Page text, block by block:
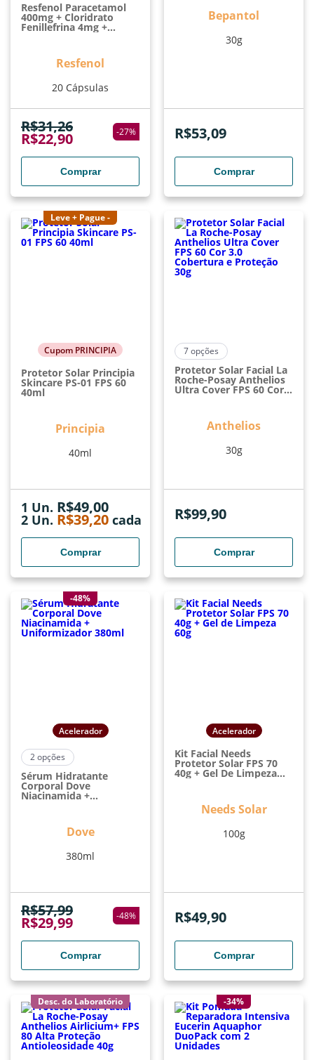
Resfenol Paracetamol
400mg + Cloridrato
Fenillefrina 4mg +
CápsulasResfenol
20 Cápsulas
R$31,26
R$22,90 -27%
Comprar
Bepantol
30g
R$53,09
Comprar
Leve + Pague -
Cupom PRINCIPIA
Protetor Solar Principia
Skincare PS-01 FPS 60
40ml
Principia
40ml
1 Un. R$49,00
2 Un. R$39,20 cada
Comprar
7opções
Protetor Solar Facial La
Roche-Posay Anthelios
Ultra Cover FPS 60 Cor
Anthelios
30g
R$99,90
Comprar
-48%
Acelerador
2opções
Sérum Hidratante
Corporal Dove
Niacinamida +
Dove
380ml
R$57,99
R$29,99 -48%
Comprar
Acelerador
Kit Facial Needs
Protetor Solar FPS 70
40g + Gel De Limpeza
60g
Needs Solar
100g
R$49,90
Comprar
Desc. do Laboratório -34%